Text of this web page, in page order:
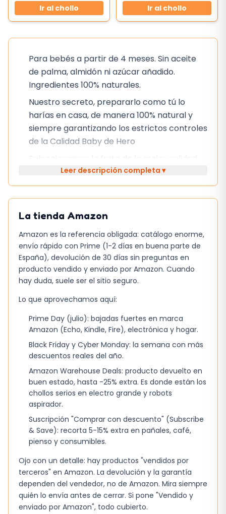
Ir al chollo Ir al chollo
Para bebés a partir de 4 meses. Sin aceite
de palma, almidón ni azúcar añadido.
Ingredientes 100% naturales.
Nuestro secreto, prepararlo como tú lo
harías en casa, de manera 100% natural y
siempre garantizando los estrictos controles
de la Calidad Baby de Hero
Seleccionamos la fruta de la mejor calidad,
la pelamos cuidadosamente y la envasamos
al vacío con un tratamiento de calor para
que se pueda conservar sin necesidad de
conservantes ni colorantes.
fruta
Leer descripción completa ▾
La tienda Amazon
Amazon es la referencia obligada: catálogo enorme,
envío rápido con Prime (1-2 días en buena parte de
España), devolución de 30 días sin preguntas en
producto vendido y enviado por Amazon. Cuando
hay duda, suele ser el sitio seguro.
Lo que aprovechamos aquí:
Prime Day (julio): bajadas fuertes en marca
Amazon (Echo, Kindle, Fire), electrónica y hogar.
Black Friday y Cyber Monday: la semana con más
descuentos reales del año.
Amazon Warehouse Deals: producto devuelto en
buen estado, hasta -25% extra. Es donde están los
chollos serios en electro grande y robots
aspirador.
Suscripción "Comprar con descuento" (Subscribe
& Save): recorta 5-15% extra en pañales, café,
pienso y consumibles.
Ojo con un detalle: hay productos "vendidos por
terceros" en Amazon. La devolución y la garantía
dependen del vendedor, no de Amazon. Mira siempre
quién lo envía antes de cerrar. Si pone "Vendido y
enviado por Amazon", todo cubierto.